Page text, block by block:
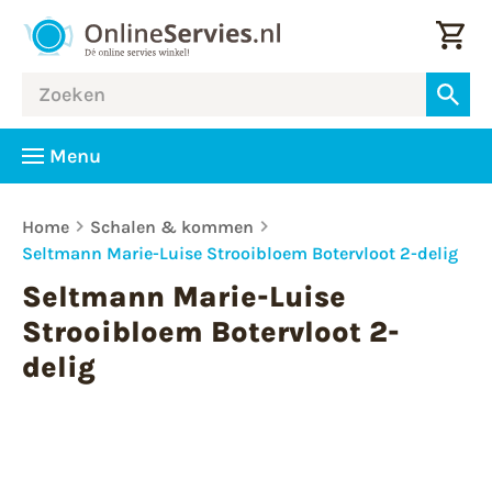
Menu
Home
Schalen & kommen
Seltmann Marie-Luise Strooibloem Botervloot 2-delig
Seltmann Marie-Luise
Strooibloem Botervloot 2-
delig